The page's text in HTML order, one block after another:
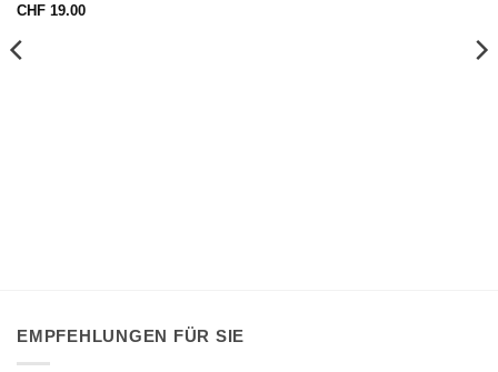
CHF19.00
EMPFEHLUNGEN FÜR SIE